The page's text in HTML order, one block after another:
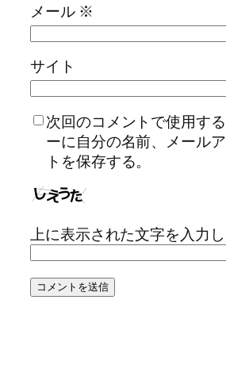
メール ※
サイト
次回のコメントで使用す
ーに自分の名前、メール
トを保存する。
上に表示された文字を入力し